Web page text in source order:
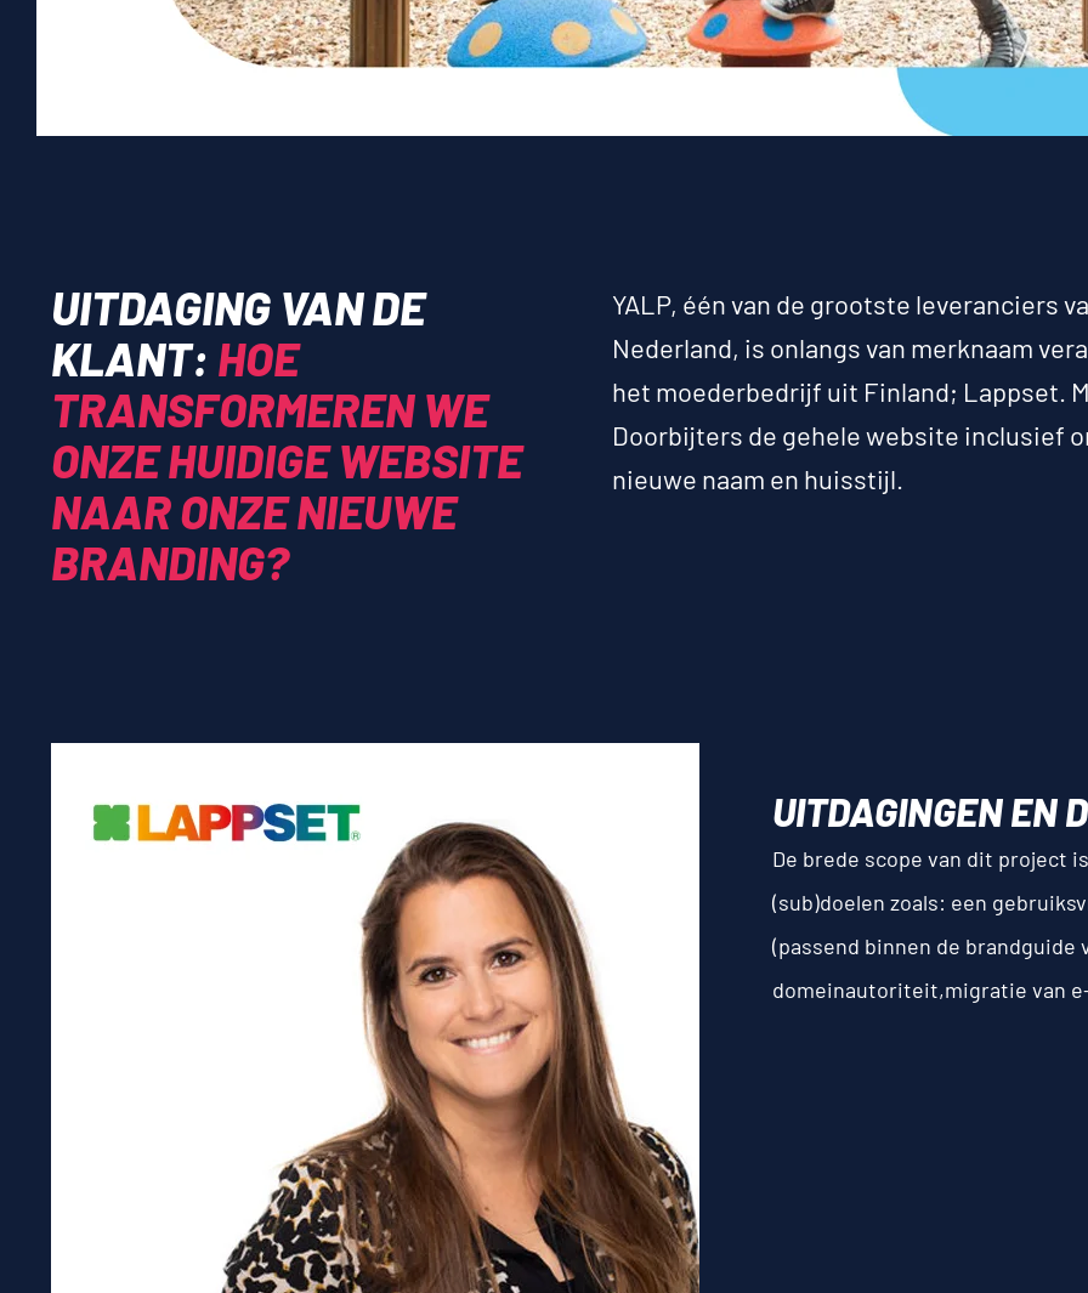
UITDAGING VAN DE
KLANT: HOE
TRANSFORMEREN WE
ONZE HUIDIGE WEBSITE
NAAR ONZE NIEUWE
BRANDING?
YALP, één van de grootste leveranciers
Nederland, is onlangs van merknaam
het moederbedrijf uit Finland; Lappset .
Doorbijters de gehele website inclusief
nieuwe naam en huisstijl.
UITDAGINGEN EN
De brede scope van dit project
(sub)doelen zoals: een
(passend binnen de brandguide
domeinautoriteit,migratie van